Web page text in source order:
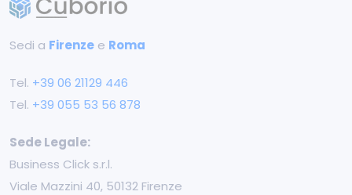
Sedi a Firenze e Roma
Tel. +39 ‭06 21129 446‬
Tel. +39 055 53 56 878
Sede Legale:
Business Click s.r.l.
Viale Mazzini 40, 50132 Firenze